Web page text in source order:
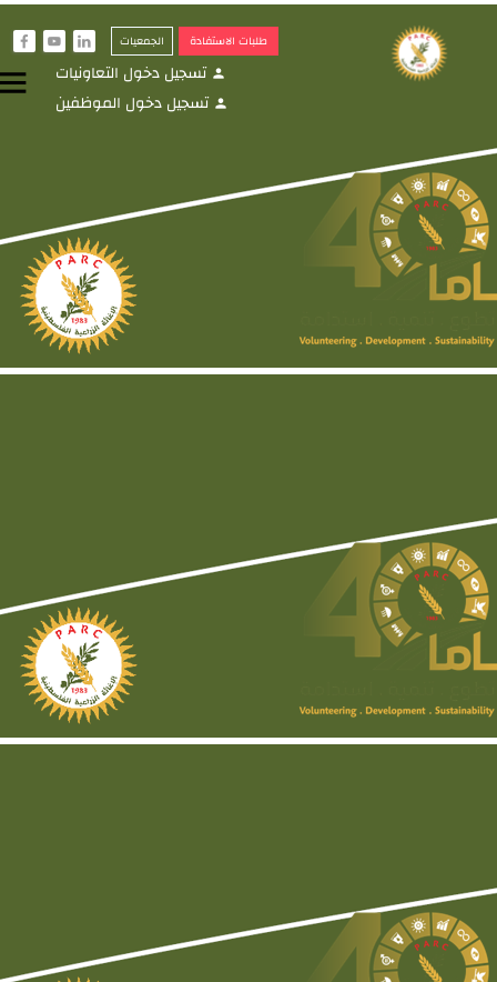
طلبات الاستفادة الجمعيات i
y
f
person تسجيل دخول التعاونيات
person تسجيل دخول الموظفين